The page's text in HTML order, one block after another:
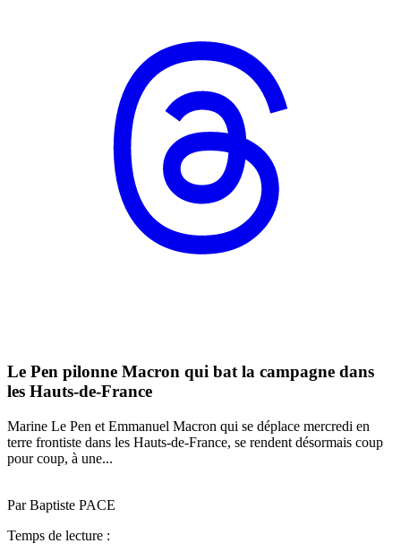
Le Pen pilonne Macron qui bat la campagne dans
les Hauts-de-France
Marine Le Pen et Emmanuel Macron qui se déplace mercredi en
terre frontiste dans les Hauts-de-France, se rendent désormais coup
pour coup, à une...
Par Baptiste PACE
Temps de lecture :